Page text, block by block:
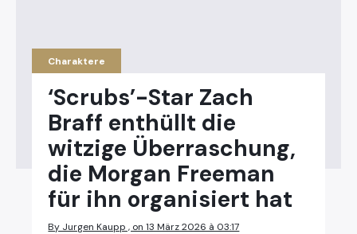
Charaktere
‘Scrubs’-Star Zach
Braff enthüllt die
witzige Überraschung,
die Morgan Freeman
für ihn organisiert hat
By Jurgen Kaupp , on 13 März 2026 à 03:17
for: